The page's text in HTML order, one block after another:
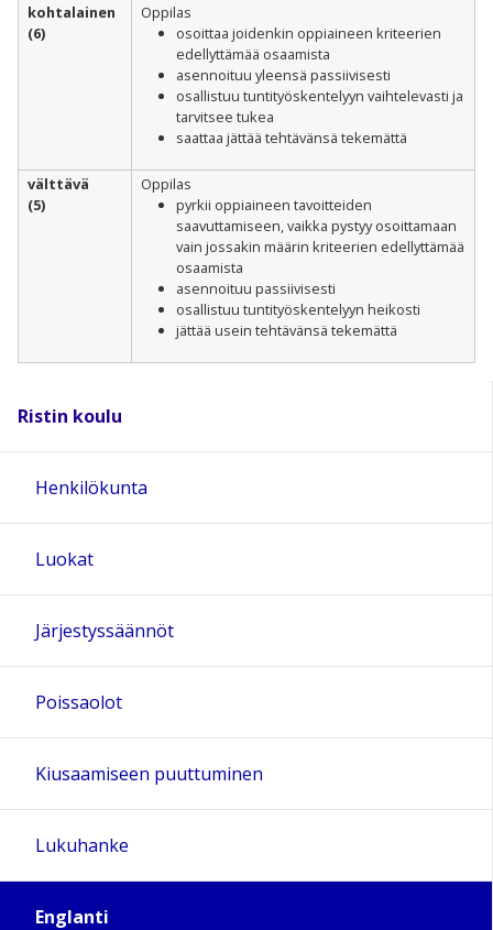
kohtalainen
(6)
Oppilas
osoittaa joidenkin oppiaineen kriteerien
edellyttämää osaamista
asennoituu yleensä passiivisesti
osallistuu tuntityöskentelyyn vaihtelevasti ja
tarvitsee tukea
saattaa jättää tehtävänsä tekemättä
välttävä
(5)
Oppilas
pyrkii oppiaineen tavoitteiden
saavuttamiseen, vaikka pystyy osoittamaan
vain jossakin määrin kriteerien edellyttämää
osaamista
asennoituu passiivisesti
osallistuu tuntityöskentelyyn heikosti
jättää usein tehtävänsä tekemättä
Ristin koulu
Henkilökunta
Luokat
Järjestyssäännöt
Poissaolot
Kiusaamiseen puuttuminen
Lukuhanke
Englanti